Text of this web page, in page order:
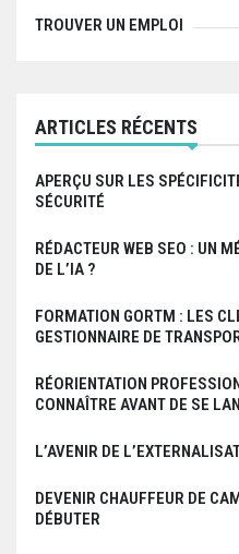
s
t
i
l
s
TROUVER UN EMPLOI
ARTICLES RÉCENTS
APERÇU SUR LES
SÉCURITÉ
RÉDACTEUR WEB SEO : UN
DE L’IA ?
FORMATION GORTM : LES
GESTIONNAIRE DE
RÉORIENTATION
CONNAÎTRE AVANT DE SE
L’AVENIR DE
DEVENIR CHAUFFEUR DE
DÉBUTER